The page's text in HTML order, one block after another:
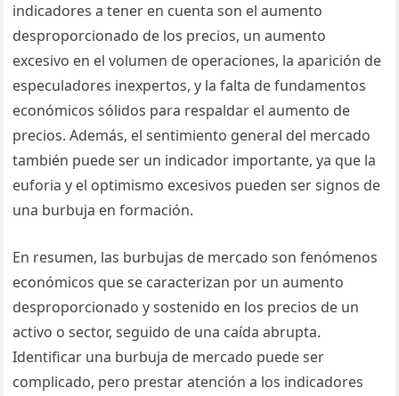
indicadores a tener en cuenta son el aumento
desproporcionado de los precios, un aumento
excesivo en el volumen de operaciones, la aparición de
especuladores inexpertos, y la falta de fundamentos
económicos sólidos para respaldar el aumento de
precios. Además, el sentimiento general del mercado
también puede ser un indicador importante, ya que la
euforia y el optimismo excesivos pueden ser signos de
una burbuja en formación.
En resumen, las burbujas de mercado son fenómenos
económicos que se caracterizan por un aumento
desproporcionado y sostenido en los precios de un
activo o sector, seguido de una caída abrupta.
Identificar una burbuja de mercado puede ser
complicado, pero prestar atención a los indicadores